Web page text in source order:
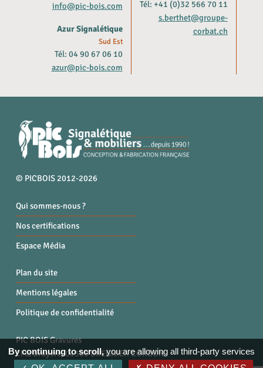
info@pic-bois.com
Azur Signalétique
Sud Est
Tél: 04 90 67 06 10
azur@pic-bois.com
Tél: +41 (0)32 566 70 11
s.berthet@groupe-
corbat.ch
© PICBOIS 2012-2026
Qui sommes-nous ?
Nos certifications
Espace Média
Plan du site
Mentions légales
Politique de confidentialité
PIC BOIS Gravures
ZI la Bruyère, 01300 BREGNIER CORDON
By continuing to scroll,you are allowing all third-party services